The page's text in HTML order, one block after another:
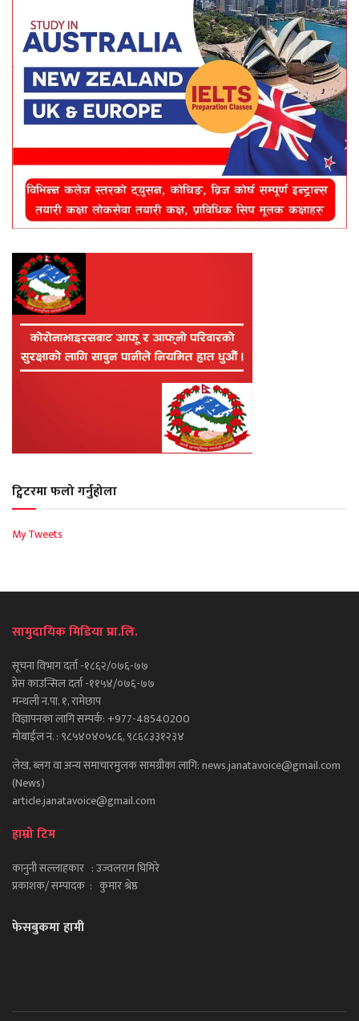
ट्विटरमा फलो गर्नुहोला
My Tweets
सामुदायिक मिडिया प्रा.लि.
सूचना विभाग दर्ता -१८६२/०७६-७७
प्रेस काउन्सिल दर्ता -११५४/०७६-७७
मन्थली न.पा. १, रामेछाप
विज्ञापनका लागि सम्पर्क: +977-48540200
मोबाईल नं. : ९८५४०४०५८६, ९८६८३३१२३४
लेख, ब्लग वा अन्य समाचारमुलक सामग्रीका लागि: news.janatavoice@gmail.com
(News)
article.janatavoice@gmail.com
हाम्रो टिम
कानुनी सल्लाहकार : उज्वलराम घिमिरे
प्रकाशक/ सम्पादक : कुमार श्रेष्ठ
फेसबुकमा हामी